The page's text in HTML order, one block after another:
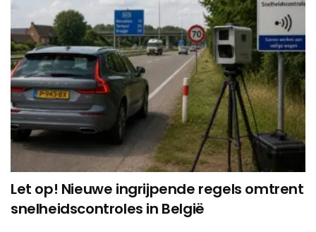
Let op! Nieuwe ingrijpende regels omtrent
snelheidscontroles in België